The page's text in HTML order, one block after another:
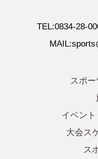
TEL:0834-28-
スポ
イベン
大会ス
ス